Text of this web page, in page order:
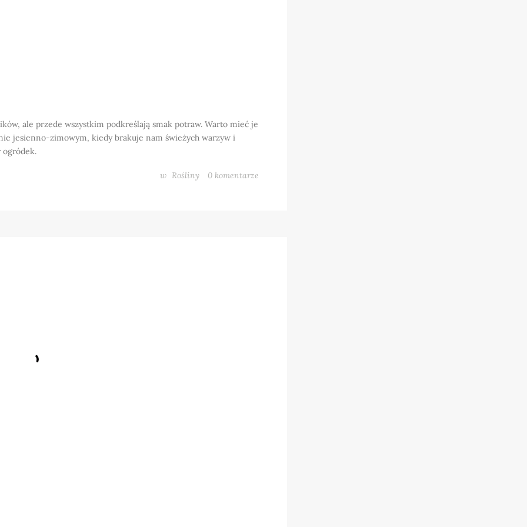
ale przede wszystkim podkreślają smak potraw. Warto mieć je
jesienno-zimowym, kiedy brakuje nam świeżych warzyw i
ogródek.
w Rośliny 0 komentarze